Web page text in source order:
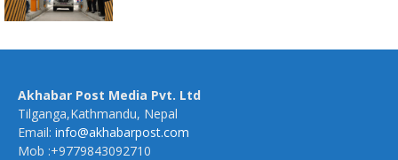
Akhabar Post Media Pvt. Ltd
Tilganga,Kathmandu, Nepal
Email: info@akhabarpost.com
Mob :+9779843092710